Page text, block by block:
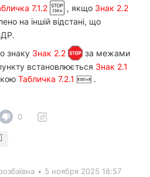
7.1.2 , якщо Знак 2.2
на іншій відстані, що
знаку Знак 2.2
за межами
встановлюється Знак 2.1
Табличка 7.2.1 .
0
• 5 ноября 2025 18:57